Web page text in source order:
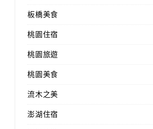
板橋美食
桃園住宿
桃園旅遊
桃園美食
流木之美
澎湖住宿